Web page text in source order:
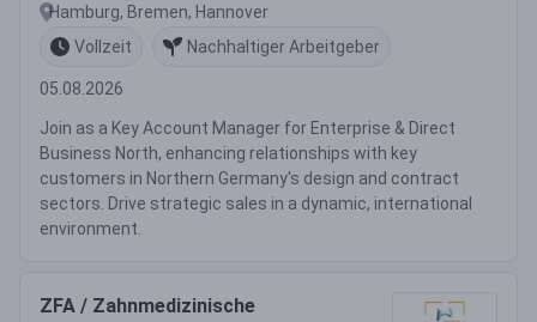
Hamburg, Bremen, Hannover
Vollzeit
Nachhaltiger Arbeitgeber
05.08.2026
Join as a Key Account Manager for Enterprise & Direct
Business North, enhancing relationships with key
customers in Northern Germany's design and contract
sectors. Drive strategic sales in a dynamic, international
environment.
ZFA / Zahnmedizinische